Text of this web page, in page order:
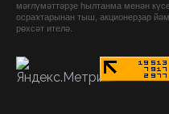
мәғлүмәттәрҙе һылтанма менән
осраҡтарынан тыш, акционерҙар
рөхсәт ителә.